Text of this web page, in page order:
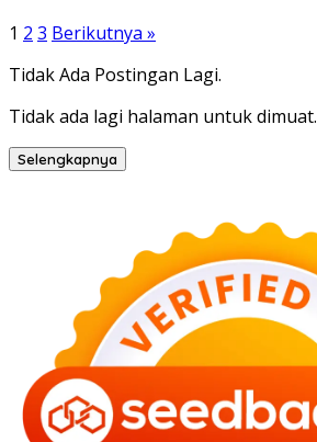
1 2 3 Berikutnya »
Tidak Ada Postingan Lagi.
Tidak ada lagi halaman untuk dimuat.
Selengkapnya